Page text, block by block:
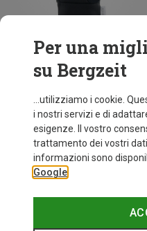
Risparmi 19%
Per una
su Bergzeit
...utilizziamo i cookie.
i nostri servizi e di
esigenze. Il vostro
trattamento dei vostri
informazioni sono
Google